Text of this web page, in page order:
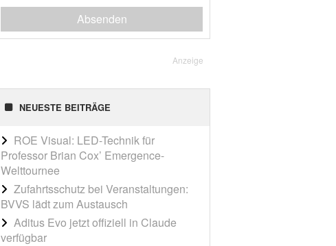
Absenden
Anzeige
NEUESTE BEITRÄGE
ROE Visual: LED-Technik für
Professor Brian Cox’ Emergence-
Welttournee
Zufahrtsschutz bei Veranstaltungen:
BVVS lädt zum Austausch
Aditus Evo jetzt offiziell in Claude
verfügbar